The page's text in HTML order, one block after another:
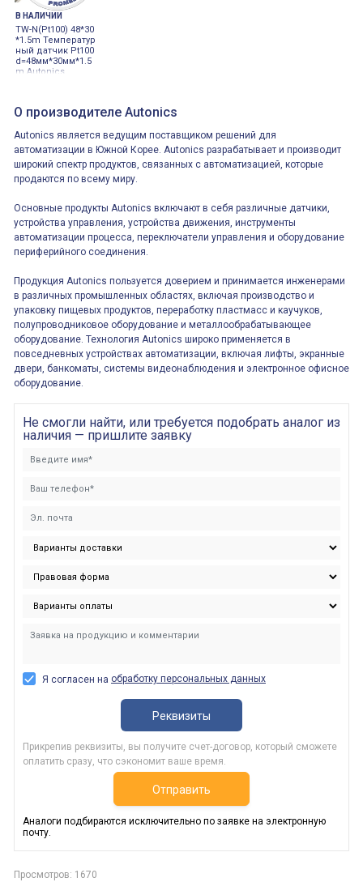
В НАЛИЧИИ
TW-N(Pt100) 48*30
*1.5m Температур
ный датчик Pt100
d=48мм*30мм*1.5
m Autonics
О производителе Autonics
Autonics является ведущим поставщиком решений для
автоматизации в Южной Корее. Autonics разрабатывает и производит
широкий спектр продуктов, связанных с автоматизацией, которые
продаются по всему миру.
Основные продукты Autonics включают в себя различные датчики,
устройства управления, устройства движения, инструменты
автоматизации процесса, переключатели управления и оборудование
периферийного соединения.
Продукция Autonics пользуется доверием и принимается инженерами
в различных промышленных областях, включая производство и
упаковку пищевых продуктов, переработку пластмасс и каучуков,
полупроводниковое оборудование и металлообрабатывающее
оборудование. Технология Autonics широко применяется в
повседневных устройствах автоматизации, включая лифты, экранные
двери, банкоматы, системы видеонаблюдения и электронное офисное
оборудование.
Не смогли найти, или требуется подобрать аналог из
наличия — пришлите заявку
Я согласен на обработку персональных данных
Реквизиты
Прикрепив реквизиты, вы получите счет-договор, который сможете
оплатить сразу, что сэкономит ваше время.
Отправить
Аналоги подбираются исключительно по заявке на электронную
почту.
Просмотров: 1670